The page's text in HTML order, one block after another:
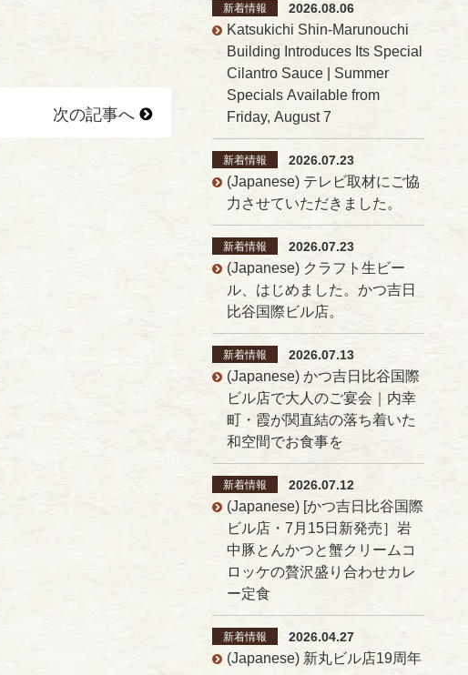
次の記事へ
新着情報 2026.08.06
Katsukichi Shin-Marunouchi
Building Introduces Its Special
Cilantro Sauce | Summer
Specials Available from
Friday, August 7
新着情報 2026.07.23
(Japanese) テレビ取材にご協
力させていただきました。
新着情報 2026.07.23
(Japanese) クラフト生ビー
ル、はじめました。かつ吉日
比谷国際ビル店。
新着情報 2026.07.13
(Japanese) かつ吉日比谷国際
ビル店で大人のご宴会｜内幸
町・霞が関直結の落ち着いた
和空間でお食事を
新着情報 2026.07.12
(Japanese) [かつ吉日比谷国際
ビル店・7月15日新発売］岩
中豚とんかつと蟹クリームコ
ロッケの贅沢盛り合わせカレ
ー定食
新着情報 2026.04.27
(Japanese) 新丸ビル店19周年